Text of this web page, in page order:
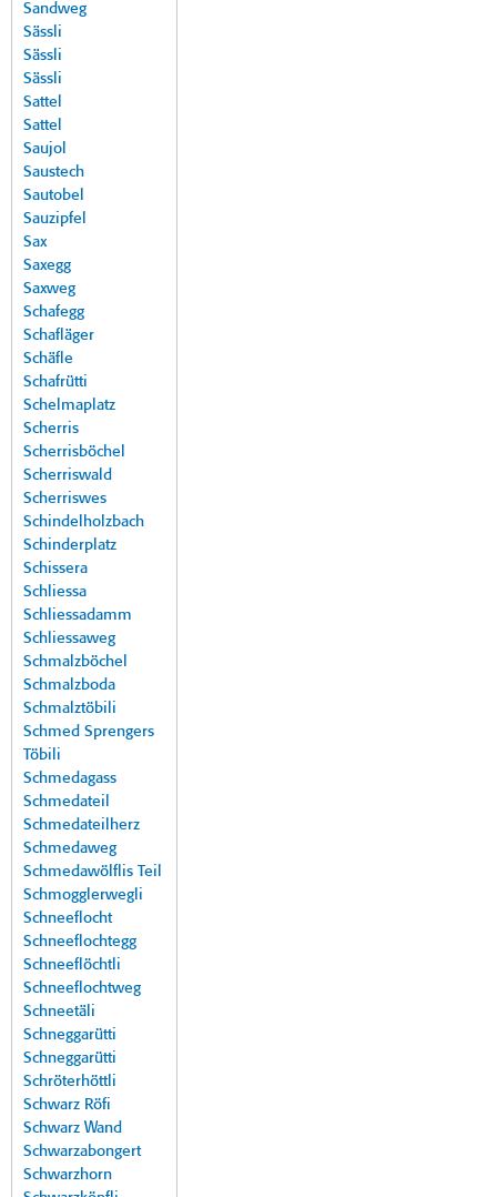
Sandweg
Sässli
Sässli
Sässli
Sattel
Sattel
Saujol
Saustech
Sautobel
Sauzipfel
Sax
Saxegg
Saxweg
Schafegg
Schafläger
Schäfle
Schafrütti
Schelmaplatz
Scherris
Scherrisböchel
Scherriswald
Scherriswes
Schindelholzbach
Schinderplatz
Schissera
Schliessa
Schliessadamm
Schliessaweg
Schmalzböchel
Schmalzboda
Schmalztöbili
Schmed Sprengers
Töbili
Schmedagass
Schmedateil
Schmedateilherz
Schmedaweg
Schmedawölflis Teil
Schmogglerwegli
Schneeflocht
Schneeflochtegg
Schneeflöchtli
Schneeflochtweg
Schneetäli
Schneggarütti
Schneggarütti
Schröterhöttli
Schwarz Röfi
Schwarz Wand
Schwarzabongert
Schwarzhorn